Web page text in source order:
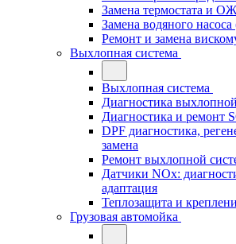
Замена термостата и ОЖ
Замена водяного
Ремонт и замена
Выхлопная система
Выхлопная система
Диагностика
Диагностика и ремонт
DPF диагностика,
замена
Ремонт выхлопной
Датчики NOx:
адаптация
Теплозащита и
Грузовая автомойка